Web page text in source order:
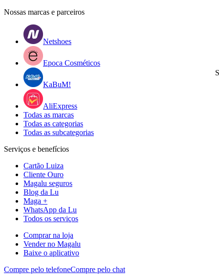
Nossas marcas e parceiros
Netshoes
Epoca Cosméticos
KaBuM!
AliExpress
Todas as marcas
Todas as categorias
Todas as subcategorias
Serviços e benefícios
Cartão Luiza
Cliente Ouro
Magalu seguros
Blog da Lu
Maga +
WhatsApp da Lu
Todos os serviços
Comprar na loja
Vender no Magalu
Baixe o aplicativo
Compre pelo telefoneCompre pelo chat